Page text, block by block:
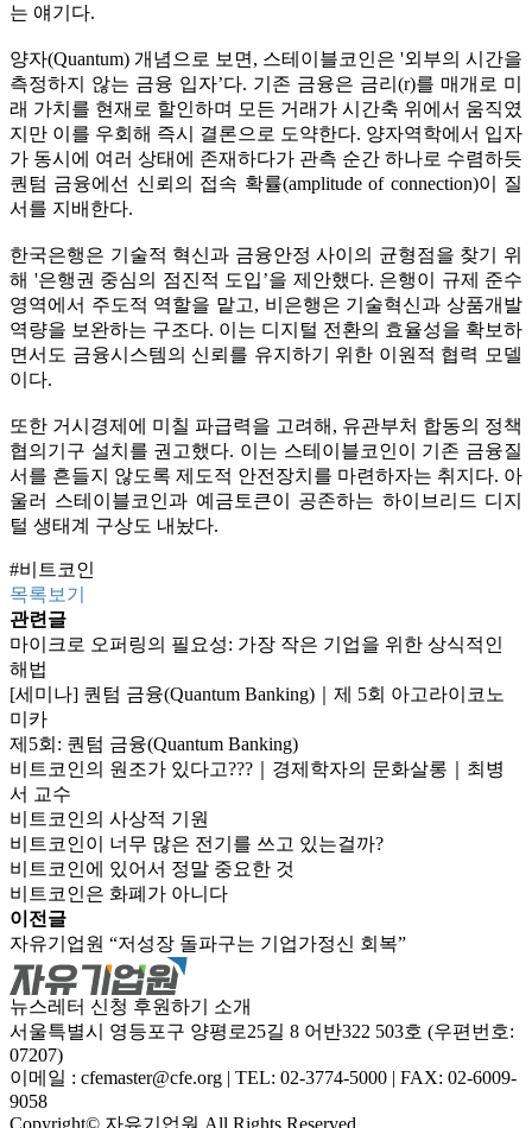
는 얘기다.
양자(Quantum) 개념으로 보면, 스테이블코인은 '외부의 시간을
측정하지 않는 금융 입자’다. 기존 금융은 금리(r)를 매개로 미
래 가치를 현재로 할인하며 모든 거래가 시간축 위에서 움직였
지만 이를 우회해 즉시 결론으로 도약한다. 양자역학에서 입자
가 동시에 여러 상태에 존재하다가 관측 순간 하나로 수렴하듯
퀀텀 금융에선 신뢰의 접속 확률(amplitude of connection)이 질
서를 지배한다.
한국은행은 기술적 혁신과 금융안정 사이의 균형점을 찾기 위
해 '은행권 중심의 점진적 도입’을 제안했다. 은행이 규제 준수
영역에서 주도적 역할을 맡고, 비은행은 기술혁신과 상품개발
역량을 보완하는 구조다. 이는 디지털 전환의 효율성을 확보하
면서도 금융시스템의 신뢰를 유지하기 위한 이원적 협력 모델
이다.
또한 거시경제에 미칠 파급력을 고려해, 유관부처 합동의 정책
협의기구 설치를 권고했다. 이는 스테이블코인이 기존 금융질
서를 흔들지 않도록 제도적 안전장치를 마련하자는 취지다. 아
울러 스테이블코인과 예금토큰이 공존하는 하이브리드 디지
털 생태계 구상도 내놨다.
#비트코인
목록보기
관련글
마이크로 오퍼링의 필요성: 가장 작은 기업을 위한 상식적인
해법
[세미나] 퀀텀 금융(Quantum Banking)｜제 5회 아고라이코노
미카
제5회: 퀀텀 금융(Quantum Banking)
비트코인의 원조가 있다고???｜경제학자의 문화살롱｜최병
서 교수
비트코인의 사상적 기원
비트코인이 너무 많은 전기를 쓰고 있는걸까?
비트코인에 있어서 정말 중요한 것
비트코인은 화폐가 아니다
이전글
자유기업원 “저성장 돌파구는 기업가정신 회복”
뉴스레터 신청 후원하기
소개
서울특별시 영등포구 양평로25길 8 어반322 503호 (우편번호:
07207)
이메일 : cfemaster@cfe.org | TEL: 02-3774-5000 | FAX: 02-6009-
9058
Copyright© 자유기업원 All Rights Reserved.